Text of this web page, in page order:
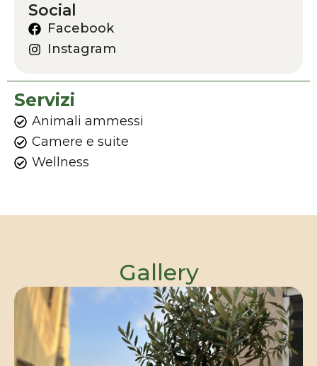
Social
Facebook
Instagram
Servizi
Animali ammessi
Camere e suite
Wellness
Gallery